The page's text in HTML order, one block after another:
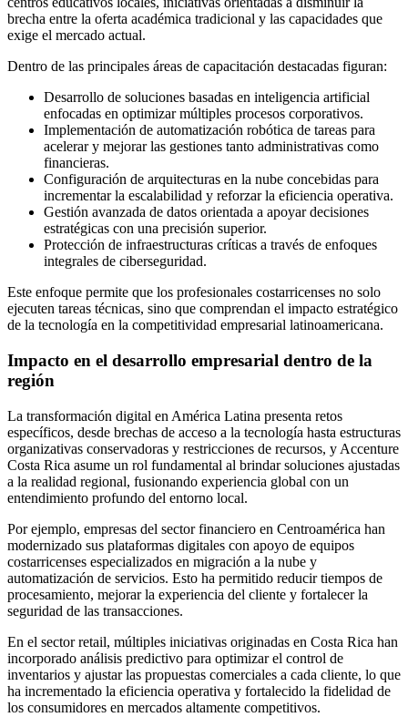
brecha entre la oferta académica tradicional y las capacidades que
exige el mercado actual.
Dentro de las principales áreas de capacitación destacadas figuran:
Desarrollo de soluciones basadas en inteligencia artificial
enfocadas en optimizar múltiples procesos corporativos.
Implementación de automatización robótica de tareas para
acelerar y mejorar las gestiones tanto administrativas como
financieras.
Configuración de arquitecturas en la nube concebidas para
incrementar la escalabilidad y reforzar la eficiencia operativa.
Gestión avanzada de datos orientada a apoyar decisiones
estratégicas con una precisión superior.
Protección de infraestructuras críticas a través de enfoques
integrales de ciberseguridad.
Este enfoque permite que los profesionales costarricenses no solo
ejecuten tareas técnicas, sino que comprendan el impacto estratégico
de la tecnología en la competitividad empresarial latinoamericana.
Impacto en el desarrollo empresarial dentro de la
región
La transformación digital en América Latina presenta retos
específicos, desde brechas de acceso a la tecnología hasta estructuras
organizativas conservadoras y restricciones de recursos, y Accenture
Costa Rica asume un rol fundamental al brindar soluciones ajustadas
a la realidad regional, fusionando experiencia global con un
entendimiento profundo del entorno local.
Por ejemplo, empresas del sector financiero en Centroamérica han
modernizado sus plataformas digitales con apoyo de equipos
costarricenses especializados en migración a la nube y
automatización de servicios. Esto ha permitido reducir tiempos de
procesamiento, mejorar la experiencia del cliente y fortalecer la
seguridad de las transacciones.
En el sector retail, múltiples iniciativas originadas en Costa Rica han
incorporado análisis predictivo para optimizar el control de
inventarios y ajustar las propuestas comerciales a cada cliente, lo que
ha incrementado la eficiencia operativa y fortalecido la fidelidad de
los consumidores en mercados altamente competitivos.